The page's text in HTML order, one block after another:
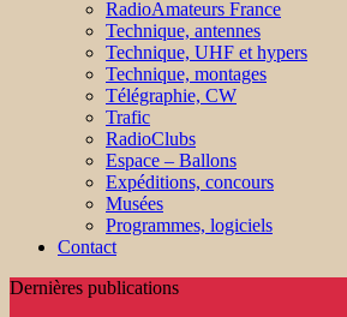
RadioAmateurs France
Technique, antennes
Technique, UHF et hypers
Technique, montages
Télégraphie, CW
Trafic
RadioClubs
Espace – Ballons
Expéditions, concours
Musées
Programmes, logiciels
Contact
Dernières publications